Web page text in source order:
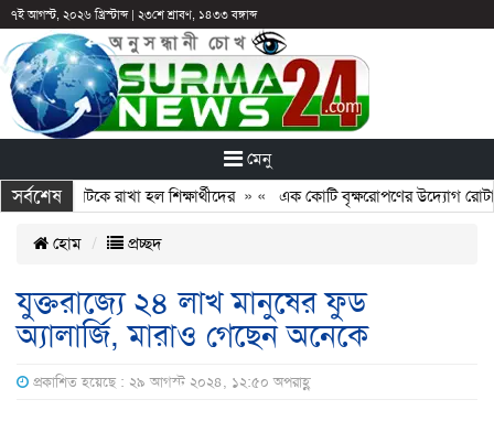
৭ই আগস্ট, ২০২৬ খ্রিস্টাব্দ| ২৩শে শ্রাবণ, ১৪৩৩ বঙ্গাব্দ
মেনু
সর্বশেষ
পরও আটকে রাখা হল শিক্ষার্থীদের» « এক কোটি বৃক্ষরোপণের উদ্যোগ রোটারি
হোম প্রচ্ছদ
যুক্তরাজ্যে ২৪ লাখ মানুষের ফুড
অ্যালার্জি, মারাও গেছেন অনেকে
প্রকাশিত হয়েছে : ২৯ আগস্ট ২০২৪, ১২:৫০ অপরাহ্ণ